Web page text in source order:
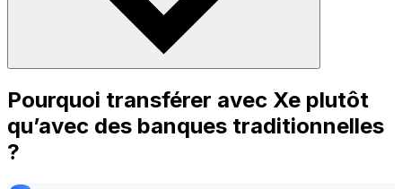
Pourquoi transférer avec Xe plutôt
qu’avec des banques traditionnelles
?